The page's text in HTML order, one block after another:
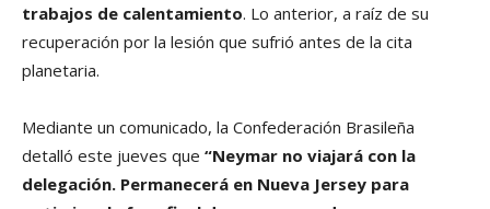
trabajos de calentamiento. Lo anterior, a raíz de su
recuperación por la lesión que sufrió antes de la cita
planetaria.
Mediante un comunicado, la Confederación Brasileña
detalló este jueves que “Neymar no viajará con la
delegación. Permanecerá en Nueva Jersey para